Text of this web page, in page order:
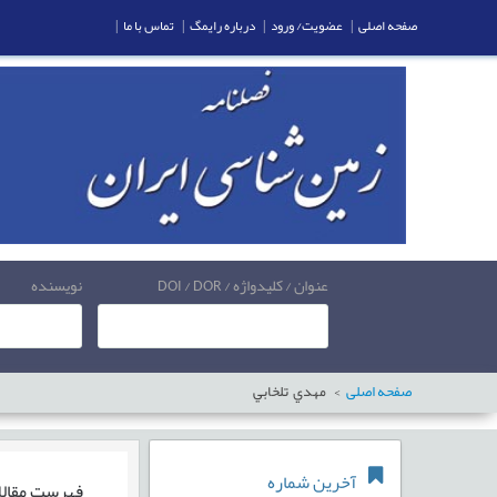
عنوان / کلیدواژه / DOI / DOR نویسنده
صفحه اصلی مهدي تلخابي
آخرین شماره
صفحه اصلی | عضویت/ ورود | درباره رایمگ | تماس با ما |